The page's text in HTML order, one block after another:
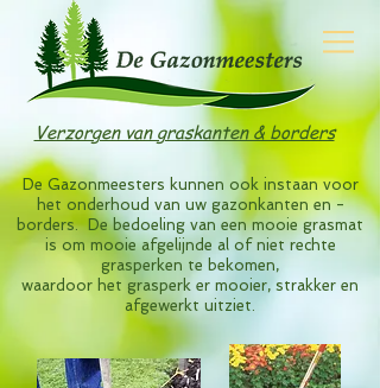
Verzorgen van graskanten & borders
De Gazonmeesters kunnen ook instaan voor
het onderhoud van uw gazonkanten en -
borders. De bedoeling van een mooie grasmat
is om mooie afgelijnde al of niet rechte
grasperken te bekomen,
waardoor het grasperk er mooier, strakker en
afgewerkt uitziet.